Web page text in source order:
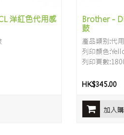
洋紅色代用感
Brother -
鼓
產品類别:代
列印顏色
列印頁數
HK$345.00
加入